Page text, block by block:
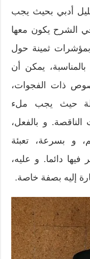
أدبي بحيث يجب
في الشرح يكون معها
بمؤشرات ثمينة حول
يمكن أن
ذات الفجوات،
حيث يجب ملء
و بالفعل،
و بسرعة، تعبئة
دائما. و عليه،
إليه بصفة خاصة.